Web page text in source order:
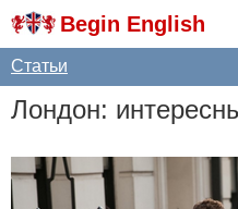
Begin English
Статьи
Лондон: